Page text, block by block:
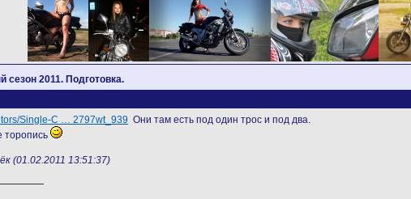
сезон 2011. Подготовка.
Single-C … 2797wt_939 Они там есть под один трос и под два.
торопись
(01.02.2011 13:51:37)